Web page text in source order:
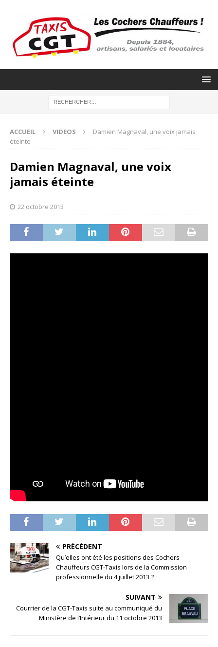
ACCUEIL VIDEOS
Damien Magnaval, une voix jamais
éteinte
Damien Magnaval, une voix
jamais éteinte
22 octobre 2013
PRÉCÉDENT
Qu’elles ont été les positions des Cochers
Chauffeurs CGT-Taxis lors de la Commission
professionnelle du 4 juillet 2013 ?
SUIVANT
Courrier de la CGT-Taxis suite au communiqué du
Ministère de l’Intérieur du 11 octobre 2013